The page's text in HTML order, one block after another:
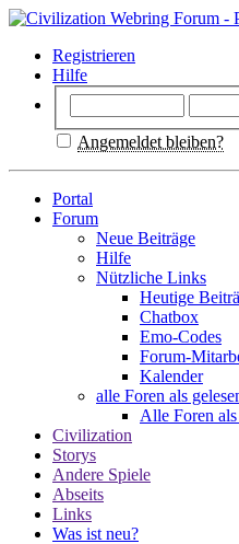
Registrieren
Hilfe
Angemeldet bleiben?
Portal
Forum
Neue Beiträge
Hilfe
Nützliche Links
Heutige
Chatbox
Emo-Codes
Forum-
Kalender
alle Foren als
Alle Foren
Civilization
Storys
Andere Spiele
Abseits
Links
Was ist neu?